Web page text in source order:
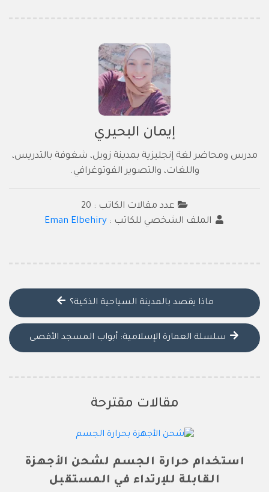
إيمان البحيري
مدرس ومحاضر لغة إنجليزية بمدينة زويل، شغوفة بالتدريس،
واللغات، والتصوير الفوتوغرافي.
عدد مقالات الكاتب : 20
الملف الشخصي للكاتب :Eman Elbehiry
ماذا يقصد بالمدينة السياحية الذكية؟
سلسلة العمارة الإسلامية: أبواب المسجد الأقصى
مقالات مقترحة
استخدام حرارة الجسم لشحن الأجهزة
القابلة للإرتداء في المستقبل